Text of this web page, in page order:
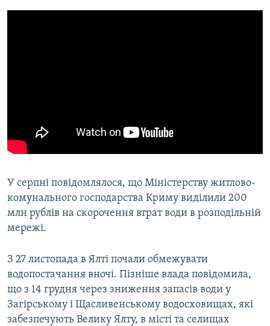
У серпні повідомлялося, що Міністерству житлово-
комунального господарства Криму виділили 200
млн рублів на скорочення втрат води в розподільній
мережі.
З 27 листопада в Ялті почали обмежувати
водопостачання вночі. Пізніше влада повідомила,
що з 14 грудня через зниження запасів води у
Загірському і Щасливенському водосховищах, які
забезпечують Велику Ялту, в місті та селищах